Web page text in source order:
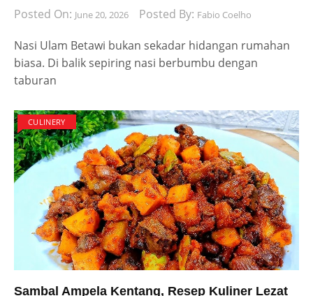
Posted On: June 20, 2026 Posted By: Fabio Coelho
Nasi Ulam Betawi bukan sekadar hidangan rumahan
biasa. Di balik sepiring nasi berbumbu dengan
taburan
CULINERY
Sambal Ampela Kentang, Resep Kuliner Lezat